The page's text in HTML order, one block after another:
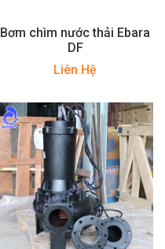
Bơm chìm nước thải Ebara
DF
Liên Hệ